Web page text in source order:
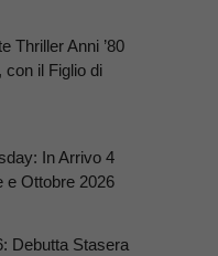
Thriller Anni ’80
con il Figlio di
In Arrivo 4
e Ottobre 2026
Debutta Stasera